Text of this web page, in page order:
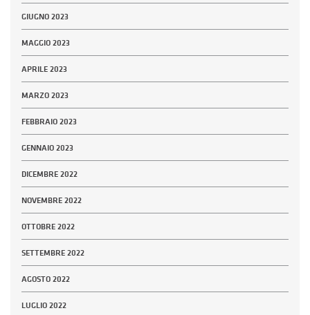
GIUGNO 2023
MAGGIO 2023
APRILE 2023
MARZO 2023
FEBBRAIO 2023
GENNAIO 2023
DICEMBRE 2022
NOVEMBRE 2022
OTTOBRE 2022
SETTEMBRE 2022
AGOSTO 2022
LUGLIO 2022